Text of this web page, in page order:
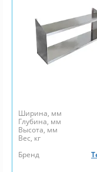
Ширина, мм
Глубина, мм
Высота, мм
Вес, кг
Бренд